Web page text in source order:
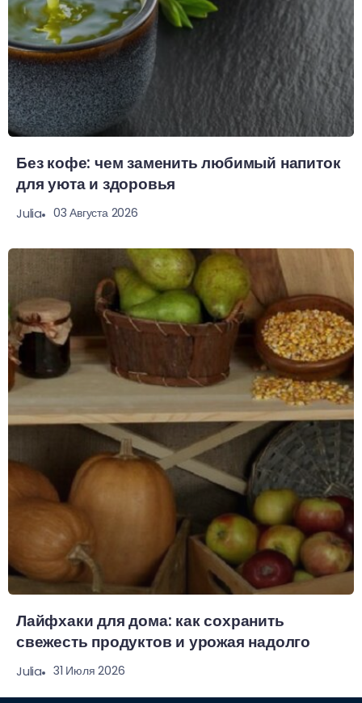
Без кофе: чем заменить любимый напиток
для уюта и здоровья
Julia 03 Августа 2026
Лайфхаки для дома: как сохранить
свежесть продуктов и урожая надолго
Julia 31 Июля 2026